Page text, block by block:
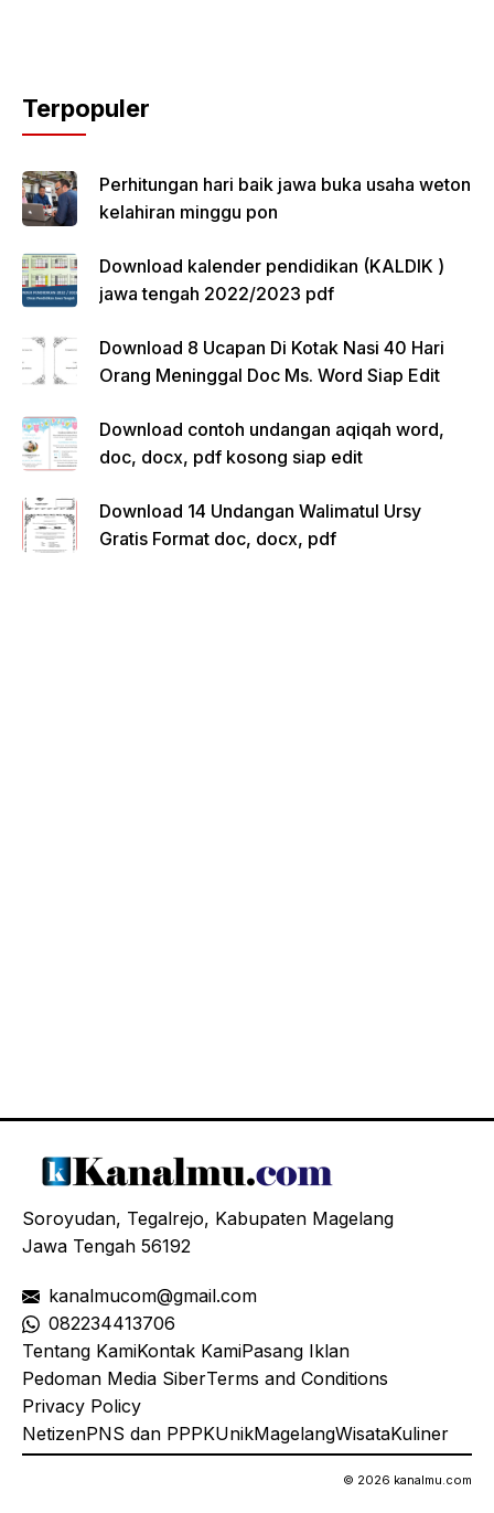
Terpopuler
Perhitungan hari baik jawa buka usaha weton
kelahiran minggu pon
Download kalender pendidikan (KALDIK )
jawa tengah 2022/2023 pdf
Download 8 Ucapan Di Kotak Nasi 40 Hari
Orang Meninggal Doc Ms. Word Siap Edit
Download contoh undangan aqiqah word,
doc, docx, pdf kosong siap edit
Download 14 Undangan Walimatul Ursy
Gratis Format doc, docx, pdf
Soroyudan, Tegalrejo, Kabupaten Magelang
Jawa Tengah 56192
kanalmucom@gmail.com
082234413706
Tentang KamiKontak KamiPasang Iklan
Pedoman Media SiberTerms and Conditions
Privacy Policy
NetizenPNS dan PPPKUnikMagelangWisataKuliner
© 2026 kanalmu.com